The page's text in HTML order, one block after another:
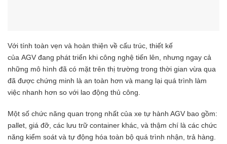
Với tính toàn vẹn và hoàn thiện về cấu trúc, thiết kế
của AGV đang phát triển khi công nghệ tiến lên, nhưng ngay cả
những mô hình đã có mặt trên thị trường trong thời gian vừa qua
đã được chứng minh là an toàn hơn và mang lại quá trình làm
việc nhanh hơn so với lao động thủ công.
Một số chức năng quan trọng nhất của xe tự hành AGV bao gồm:
pallet, giá đỡ, các lưu trữ container khác, và thậm chí là các chức
năng kiểm soát và tự động hóa toàn bộ quá trình nhận, trả hàng.